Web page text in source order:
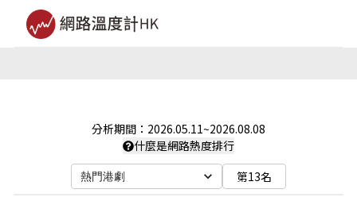
分析期間： 2026.05.11~2026.08.08
什麼是網路熱度排行
熱門港劇 第13名